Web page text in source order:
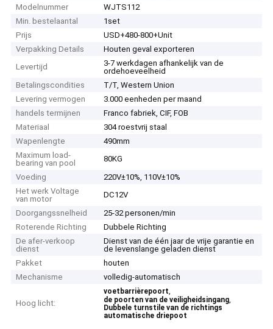
Modelnummer
WJTS112
Min. bestelaantal
1set
Prijs
USD+480-800+Unit
Verpakking Details
Houten geval exporteren
Levertijd
3-7 werkdagen afhankelijk van de
ordehoeveelheid
Betalingscondities
T/T, Western Union
Levering vermogen
3.000 eenheden per maand
handels termijnen
Franco fabriek, CIF, FOB
Materiaal
304 roestvrij staal
Wapenlengte
490mm
Maximum load-
bearing van pool
80KG
Voeding
220V±10%, 110V±10%
Het werk Voltage
van motor
DC12V
Doorgangssnelheid
25-32 personen/min
Roterende Richting
Dubbele Richting
De afer-verkoop
dienst
Dienst van de één jaar de vrije garantie en
de levenslange geladen dienst
Pakket
houten
Mechanisme
volledig-automatisch
Hoog licht:
voetbarrièrepoort,
de poorten van de veiligheidsingang,
Dubbele turnstile van de richtings
automatische driepoot